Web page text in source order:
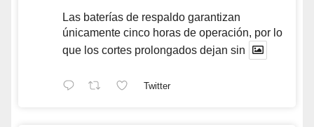
Las baterías de respaldo garantizan
únicamente cinco horas de operación, por lo
que los cortes prolongados dejan sin
Twitter